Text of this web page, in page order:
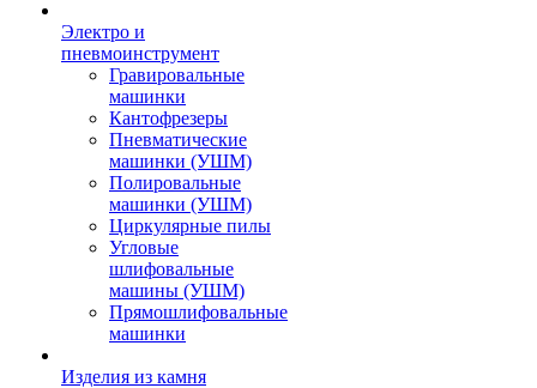
Электро и
пневмоинструмент
Гравировальные
машинки
Кантофрезеры
Пневматические
машинки (УШМ)
Полировальные
машинки (УШМ)
Циркулярные пилы
Угловые
шлифовальные
машины (УШМ)
Прямошлифовальные
машинки
Изделия из камня